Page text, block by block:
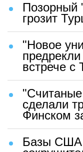
Позорный
грозит
"Новое
встрече с
сделали
Финском
Базы США